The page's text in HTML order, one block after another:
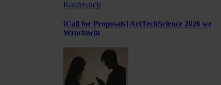
Konferencje
[Call for Proposals] ArtTechScience 2026 we
Wrocławiu